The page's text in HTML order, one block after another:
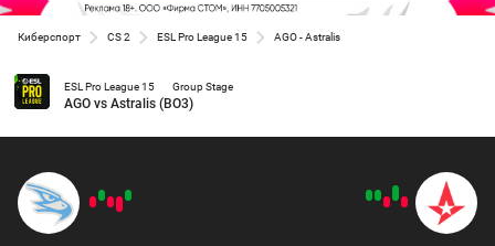
Киберспорт CS 2 ESL Pro League 15 AGO - Astralis
ESL Pro League 15 Group Stage
AGO vs Astralis (BO3)